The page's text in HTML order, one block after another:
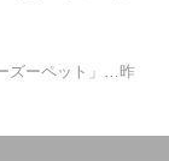
ズーペット」…昨